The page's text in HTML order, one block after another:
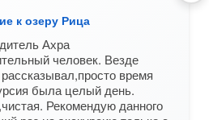
к озеру Рица
Ахра
человек. Везде
время
была целый день.
Рекомендую данного